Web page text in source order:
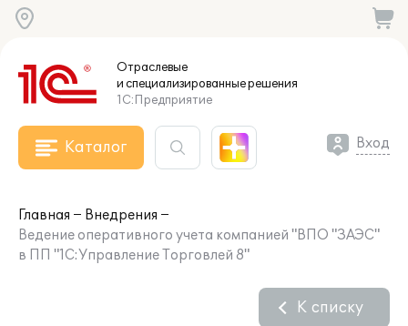
Отраслевые
и специализированныерешения
1С:Предприятие
Каталог Вход
Главная
Внедрения
Ведение оперативного учета компанией "ВПО "ЗАЭС"
в ПП "1С:Управление Торговлей 8"
К списку